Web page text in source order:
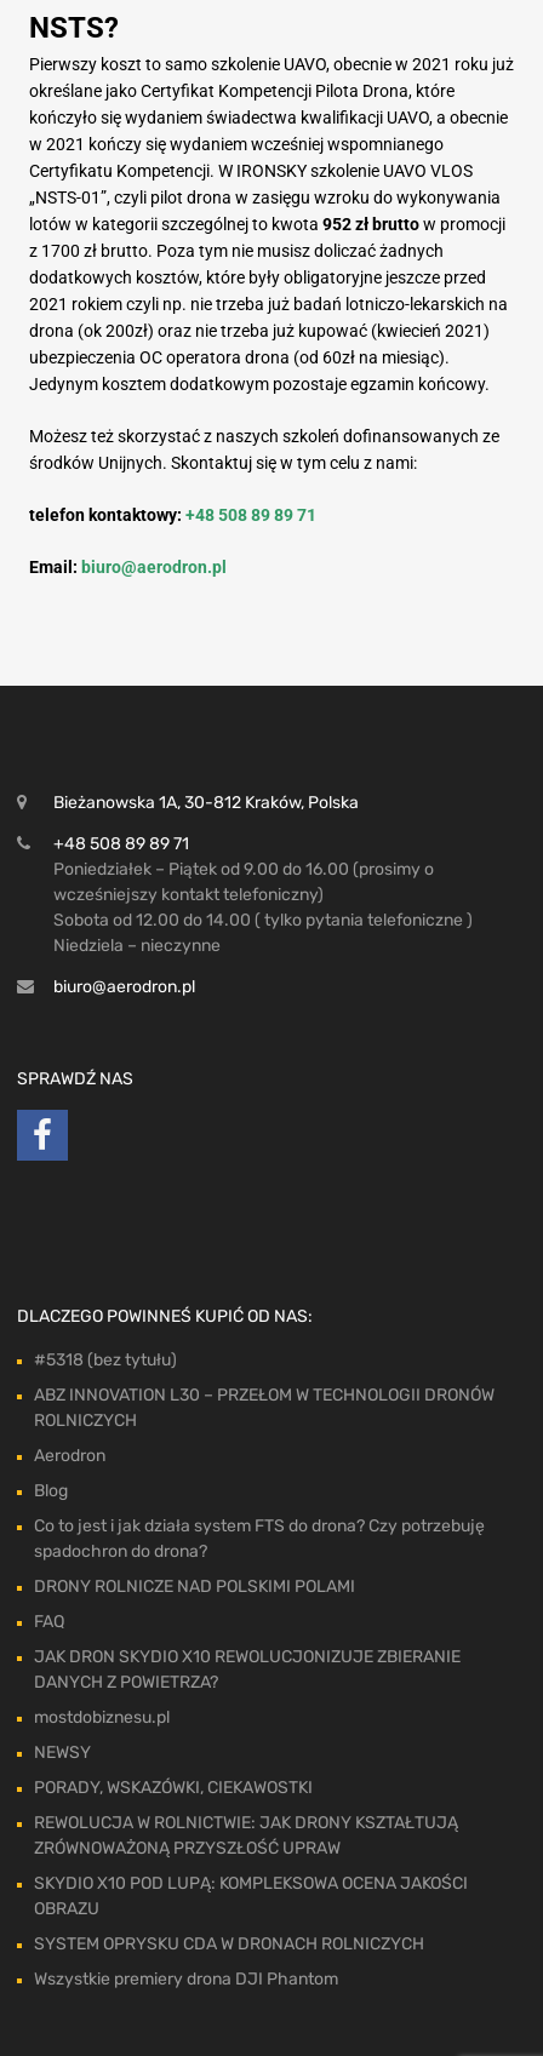
NSTS?
Pierwszy koszt to samo szkolenie UAVO, obecnie w 2021 roku już
określane jako Certyfikat Kompetencji Pilota Drona, które
kończyło się wydaniem świadectwa kwalifikacji UAVO, a obecnie
w 2021 kończy się wydaniem wcześniej wspomnianego
Certyfikatu Kompetencji. W IRONSKY szkolenie UAVO VLOS
„NSTS-01”, czyli pilot drona w zasięgu wzroku do wykonywania
lotów w kategorii szczególnej to kwota 952 zł bruttow promocji
z 1700 zł brutto. Poza tym nie musisz doliczać żadnych
dodatkowych kosztów, które były obligatoryjne jeszcze przed
2021 rokiem czyli np. nie trzeba już badań lotniczo-lekarskich na
drona (ok 200zł) oraz nie trzeba już kupować (kwiecień 2021)
ubezpieczenia OC operatora drona (od 60zł na miesiąc).
Jedynym kosztem dodatkowym pozostaje egzamin końcowy.
Możesz też skorzystać z naszych szkoleń dofinansowanych ze
środków Unijnych. Skontaktuj się w tym celu z nami:
telefon kontaktowy: +48 508 89 89 71
Email: biuro@aerodron.pl
Bieżanowska 1A, 30-812 Kraków, Polska
+48 508 89 89 71
Poniedziałek – Piątek od 9.00 do 16.00 (prosimy o
wcześniejszy kontakt telefoniczny)
Sobota od 12.00 do 14.00 ( tylko pytania telefoniczne )
Niedziela – nieczynne
biuro@aerodron.pl
SPRAWDŹ NAS
DLACZEGO POWINNEŚ KUPIĆ OD NAS:
#5318 (bez tytułu)
ABZ INNOVATION L30 – PRZEŁOM W TECHNOLOGII DRONÓW
ROLNICZYCH
Aerodron
Blog
Co to jest i jak działa system FTS do drona? Czy potrzebuję
spadochron do drona?
DRONY ROLNICZE NAD POLSKIMI POLAMI
FAQ
JAK DRON SKYDIO X10 REWOLUCJONIZUJE ZBIERANIE
DANYCH Z POWIETRZA?
mostdobiznesu.pl
NEWSY
PORADY, WSKAZÓWKI, CIEKAWOSTKI
REWOLUCJA W ROLNICTWIE: JAK DRONY KSZTAŁTUJĄ
ZRÓWNOWAŻONĄ PRZYSZŁOŚĆ UPRAW
SKYDIO X10 POD LUPĄ: KOMPLEKSOWA OCENA JAKOŚCI
OBRAZU
SYSTEM OPRYSKU CDA W DRONACH ROLNICZYCH
Wszystkie premiery drona DJI Phantom